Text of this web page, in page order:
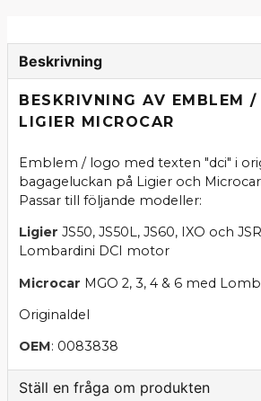
Beskrivning
BESKRIVNING AV EMBLEM /
LIGIER MICROCAR
Emblem / logo med texten "dci" i
bagageluckan på Ligier och
Passar till följande modeller:
Ligier JS50, JS50L, JS60, IXO och
Lombardini DCI motor
Microcar MGO 2, 3, 4 & 6 med
Originaldel
OEM: 0083838
Ställ en fråga om produkten